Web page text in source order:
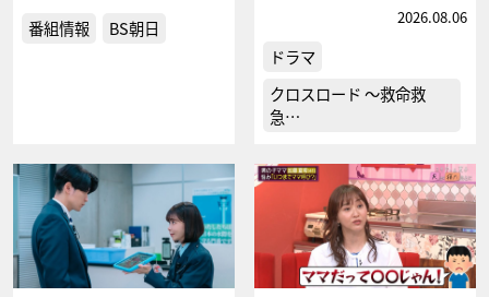
番組情報 BS朝日
2026.08.06
ドラマ
クロスロード ～救命救
急…